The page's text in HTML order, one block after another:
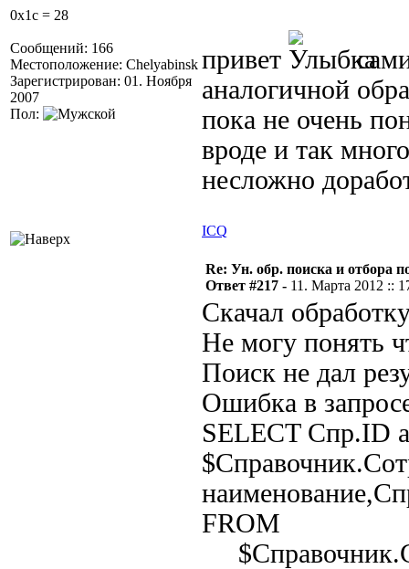
0x1c = 28
Сообщений: 166
Местоположение: Chelyabinsk
Зарегистрирован: 01. Ноября
2007
Пол:
привет
аналогичной
пока не очень
вроде и так
несложно
ICQ
Re: Ун. обр. поиска и отбора
Ответ #217 - 11. Марта 2012 ::
Скачал
Не могу понять
Поиск не дал
Ошибка в
SELECT Спр.ID
FROM